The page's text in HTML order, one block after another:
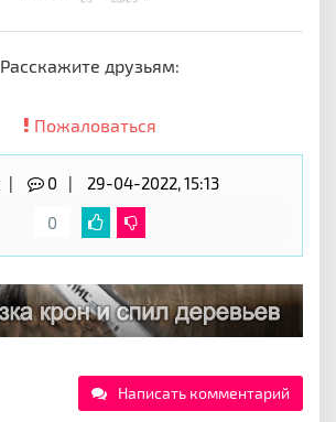
Расскажите друзьям:
Пожаловаться
0
29-04-2022, 15:13
0
Написать комментарий